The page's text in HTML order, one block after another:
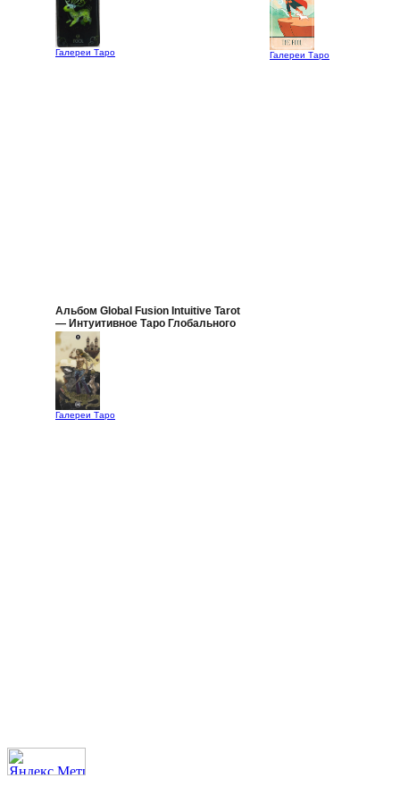
Галереи Таро Галереи Таро
Альбом Global Fusion Intuitive Tarot
— Интуитивное Таро Глобального
Слияния
Галереи Таро